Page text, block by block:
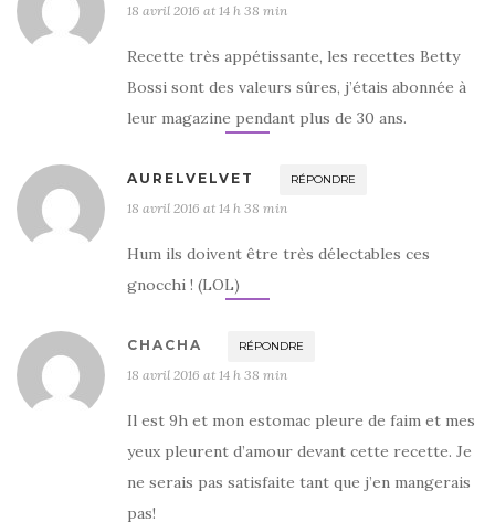
18 avril 2016 at 14 h 38 min
Recette très appétissante, les recettes Betty
Bossi sont des valeurs sûres, j’étais abonnée à
leur magazine pendant plus de 30 ans.
AURELVELVET RÉPONDRE
18 avril 2016 at 14 h 38 min
Hum ils doivent être très délectables ces
gnocchi ! (LOL)
CHACHA RÉPONDRE
18 avril 2016 at 14 h 38 min
Il est 9h et mon estomac pleure de faim et mes
yeux pleurent d’amour devant cette recette. Je
ne serais pas satisfaite tant que j’en mangerais
pas!